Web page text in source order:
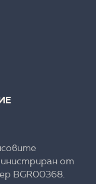
от
BGR00368.